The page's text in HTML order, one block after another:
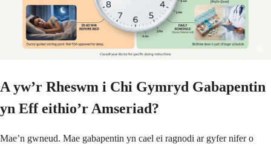
A yw’r Rheswm i Chi Gymryd Gabapentin
yn Eff eithio’r Amseriad?
Mae’n gwneud. Mae gabapentin yn cael ei ragnodi ar gyfer nifer o